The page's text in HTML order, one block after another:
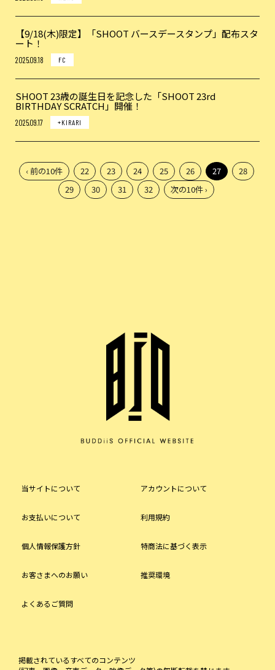
【9/18(木)限定】「SHOOT バースデースタンプ」配布スタ
ート！
2025.09.18 FC
SHOOT 23歳の誕生日を記念した「SHOOT 23rd
BIRTHDAY SCRATCH」開催！
2025.09.17 +KIRARI
‹ 前の10件 22 23 24 25 26 27
28
29
30 31 32 次の10件 ›
当サイトについて アカウントについて
お支払いについて 利用規約
個人情報保護方針 特商法に基づく表示
お客さまへのお願い 推奨環境
よくあるご質問
掲載されているすべてのコンテンツ